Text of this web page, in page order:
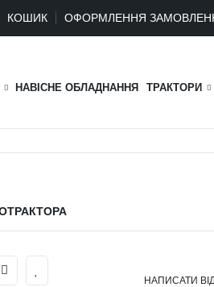
КОШИК ОФОРМЛЕННЯ
НАВІСНЕ ОБЛАДНАННЯ ТРАКТОРИ
НАПИСАТИ